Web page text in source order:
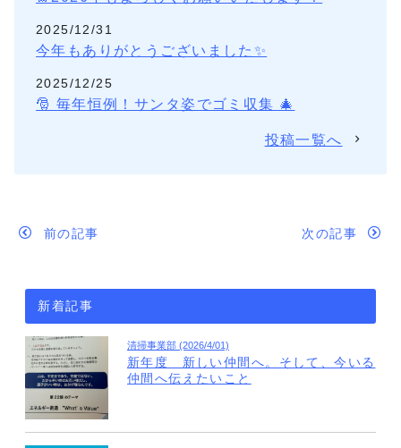
2025/12/31
今年もありがとうございました✨
2025/12/25
🎅 毎年恒例！サンタ姿でゴミ収集 🎄
投稿一覧へ
前の記事 次の記事
新着記事
清掃事業部 (2026/4/01)
新年度 新しい仲間へ。そして、今いる
仲間へ伝えたいこと